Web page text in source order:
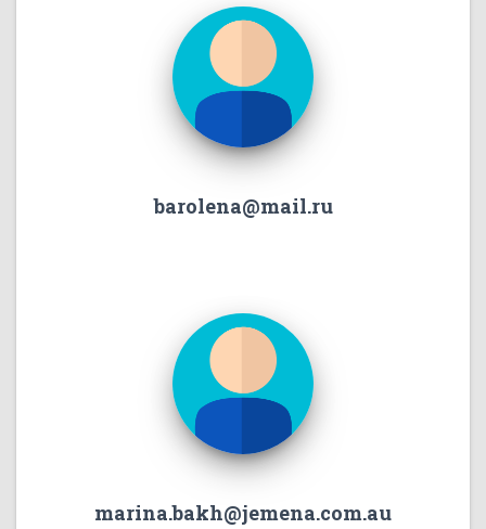
barolena@mail.ru
marina.bakh@jemena.com.au